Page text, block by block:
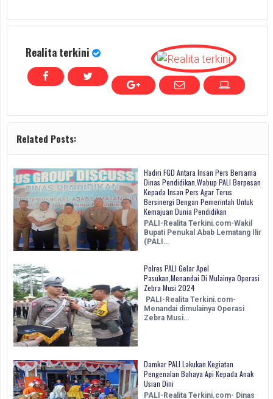
Realita terkini
Related Posts:
Hadiri FGD Antara Insan Pers Bersama
Dinas Pendidikan,Wabup PALI Berpesan
Kepada Insan Pers Agar Terus
Bersinergi Dengan Pemerintah Untuk
Kemajuan Dunia Pendidikan
PALI-Realita Terkini.com-Wakil
Bupati Penukal Abab Lematang Ilir
(PALI…
Polres PALI Gelar Apel
Pasukan,Menandai Di Mulainya Operasi
Zebra Musi 2024
PALI-Realita Terkini.com-
Menandai dimulainya Operasi
Zebra Musi…
Damkar PALI Lakukan Kegiatan
Pengenalan Bahaya Api Kepada Anak
Usian Dini
PALI-Realita Terkini.com- Dinas